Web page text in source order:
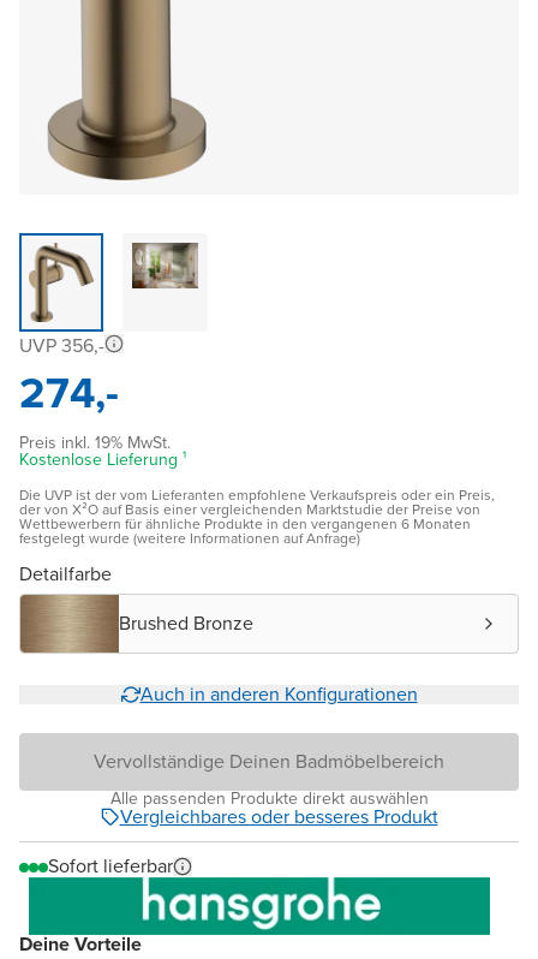
Deine Vorteile
UVP 356,-
274,-
Preis inkl. 19% MwSt.
Kostenlose Lieferung ¹
Die UVP ist der vom Lieferanten empfohlene Verkaufspreis oder ein Preis,
der von X²O auf Basis einer vergleichenden Marktstudie der Preise von
Wettbewerbern für ähnliche Produkte in den vergangenen 6 Monaten
festgelegt wurde (weitere Informationen auf Anfrage)
Detailfarbe
Brushed Bronze
Auch in anderen Konfigurationen
Vervollständige Deinen Badmöbelbereich
Alle passenden Produkte direkt auswählen
Vergleichbares oder besseres Produkt
Sofort lieferbar